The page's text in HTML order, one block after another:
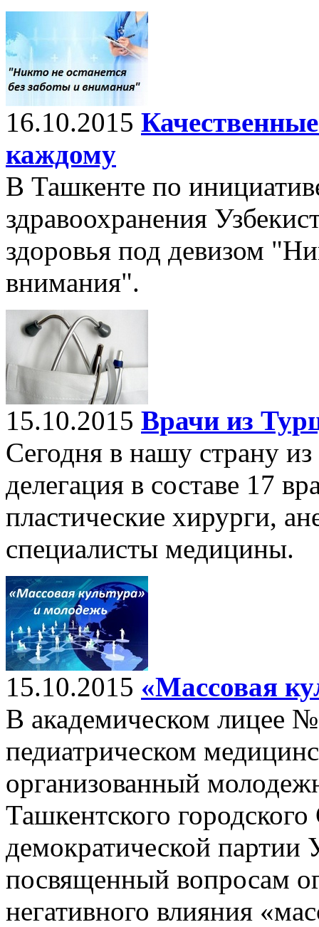
16.10.2015
каждому
В Ташкенте по
здравоохранения
здоровья под девизом
внимания".
15.10.2015 Врачи из
Сегодня в нашу страну
делегация в составе 17
пластические хирурги,
специалисты медицины.
15.10.2015 «Массовая
В академическом лицее
педиатрическом
организованный
Ташкентского
демократической партии
посвященный вопросам
негативного влияния